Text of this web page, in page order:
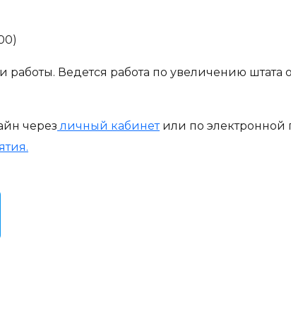
Ведется работа по увеличению штата
через личный кабинетили по электронной